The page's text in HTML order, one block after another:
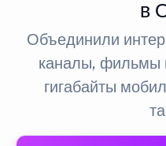
в
Объединили
каналы, фильмы
гигабайты